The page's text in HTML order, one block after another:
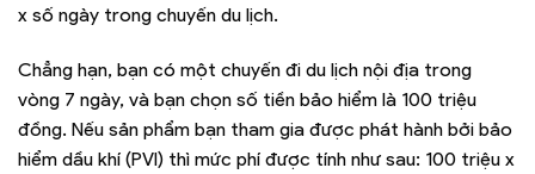
x số ngày trong chuyến du lịch.
Chẳng hạn, bạn có một chuyến đi du lịch nội địa trong
vòng 7 ngày, và bạn chọn số tiền bảo hiểm là 100 triệu
đồng. Nếu sản phẩm bạn tham gia được phát hành bởi bảo
hiểm dầu khí (PVI) thì mức phí được tính như sau: 100 triệu x